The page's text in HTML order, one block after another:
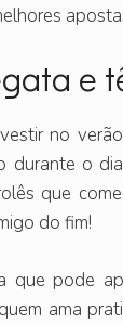
e
no
durante o
que
do fim!
que pode
ama